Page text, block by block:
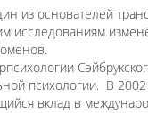
из основателей
исследованиям
психологии. В
вклад в